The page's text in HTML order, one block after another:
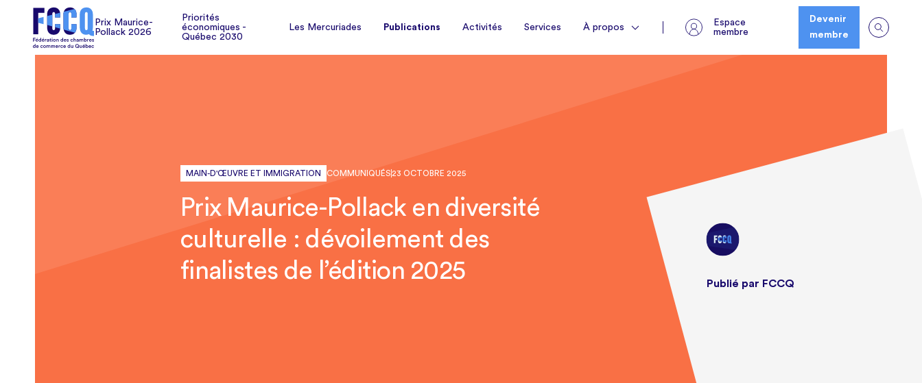
Prix Maurice-
Pollack 2026
Priorités
économiques -
Québec 2030
Les Mercuriades
Publications
Activités
Services
À propos
Espace
membre
Devenir
membre
MAIN-D'ŒUVRE ET IMMIGRATION COMMUNIQUÉS 23 OCTOBRE 2025
Prix Maurice-Pollack en diversité
culturelle : dévoilement des
finalistes de l’édition 2025
Publié par FCCQ